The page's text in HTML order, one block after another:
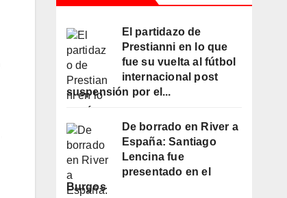
El partidazo de
Prestianni en lo que
fue su vuelta al fútbol
internacional post
suspensión por el...
De borrado en River a
España: Santiago
Lencina fue
presentado en el
Burgos